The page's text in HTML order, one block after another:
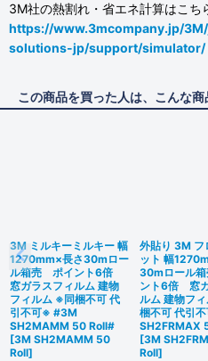
3M社の熱割れ・省エネ計算はこち
https://www.3mcompany.jp/
solutions-jp/support/simulator/
この商品を買った人は、こんな
3M ミルキーミルキー 幅
1270mm×長さ30mロー
ル箱売 ポイント6倍
窓ガラスフィルム 建物
フィルム ※同梱不可 代
引不可※ #3M
SH2MAMM 50 Roll#
[3M SH2MAMM 50
Roll]
外貼り 3M フ
ット 幅
30mロール
ント6倍 窓
ルム 建物フ
梱不可 代引
SH2FRMAX
[3M
Roll]